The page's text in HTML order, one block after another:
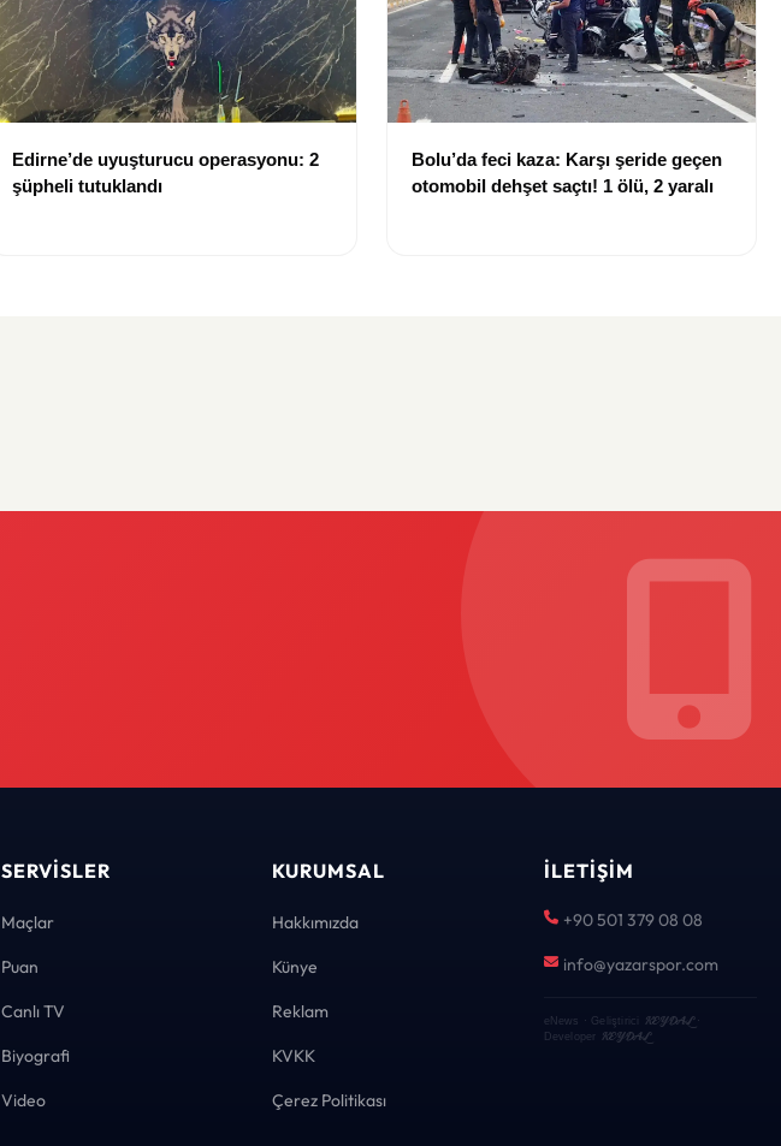
Edirne’de uyuşturucu operasyonu: 2
şüpheli tutuklandı
Bolu’da feci kaza: Karşı şeride geçen
otomobil dehşet saçtı! 1 ölü, 2 yaralı
SERVISLER
Maçlar
Puan
Canlı TV
Biyografi
Video
KURUMSAL
Hakkımızda
Künye
Reklam
KVKK
Çerez Politikası
İLETIŞIM
+90 501 379 08 08
info@yazarspor.com
eNews · Geliştirici KEYDAL·
Developer KEYDAL